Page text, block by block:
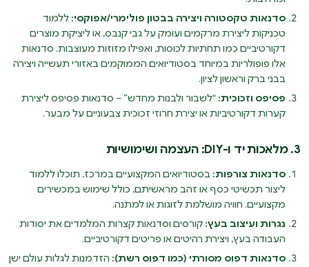
סדנאות טקסטורה ויצירה בבטון פולימרי/אפוקסי: ללמוד
טכניקות ליצירת מרקמים ועומק על גבי קנבס, או ליציקת מוצרים
דקורטיביים כמו תחתיות לכוסות, ואפילו מזוזות מעוצבות. סדנאות
אלו פופולריות במיוחד בסטודיואים הממוקמים באזורי תעשייה ויצירה
בבני ברק וראשון לציון.
פסיפס וזכוכית: “לשבור ולבנות מחדש” – סדנאות פסיפס ליצירת
קערות דקורטיביות או יצירת חרוזי זכוכית צבעוניים על מבער.
3. מלאכות יד ו-DIY: העצמה ושימושיות
סדנאות צורפות: בסטודיואים המקצועיים במרכז, תוכלו ללמוד
ליצור תכשיטי כסף או זהב מראשיתם, כולל שימוש במכשירים
מקצועיים. חוויה מושלמת לזוגות או למתנה.
נגרות ועיצוב בעץ: קורסים וסדנאות קצרות המלמדים את יסודות
העבודה בעץ, ויצירת רהיטים או פריטים דקורטיביים.
סדנאות דפוס מסורתי (כמו דפוס רשת): הזדמנות לגלות עולם ישן